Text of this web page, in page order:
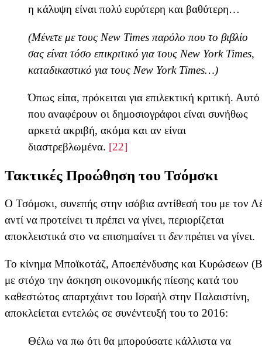
η κάλυψη είναι πολύ ευρύτερη και βαθύτερη…
(Μένετε με τους New Times παρόλο που το βιβλίο
σας είναι τόσο επικριτικό για τους New York Times,
καταδικαστικό για τους New York Times…)
Όπως είπα, πρόκειται για επιλεκτική κριτική. Αυτό
που αναφέρουν οι δημοσιογράφοι είναι συνήθως
αρκετά ακριβή, ακόμα και αν είναι
διαστρεβλωμένα. [22]
Τακτικές Προώθηση του Τσόμσκι
Ο Τσόμσκι, συνεπής στην ισόβια αντίθεσή του με τον
αντί να προτείνει τι πρέπει να γίνει, περιορίζεται
αποκλειστικά στο να επισημαίνει τι δενπρέπει να γίνει.
Το κίνημα Μποϊκοτάζ, Αποεπένδυσης και Κυρώσεων
με στόχο την άσκηση οικονομικής πίεσης κατά του
καθεστώτος απαρτχάιντ του Ισραήλ στην Παλαιστίνη,
αποκλείεται εντελώς σε συνέντευξή του το 2016:
Θέλω να πω ότι θα μπορούσατε κάλλιστα να